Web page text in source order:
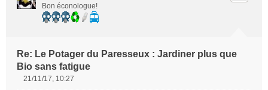
Bon éconologue!
Re: Le Potager du Paresseux : Jardiner plus que
Bio sans fatigue
21/11/17, 10:27